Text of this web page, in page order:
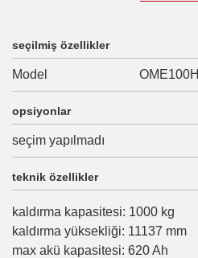
seçilmiş özellikler
Model OME100H
opsiyonlar
seçim yapılmadı
teknik özellikler
kaldırma kapasitesi: 1000 kg
kaldırma yüksekliği: 11137 mm
max akü kapasitesi: 620Ah